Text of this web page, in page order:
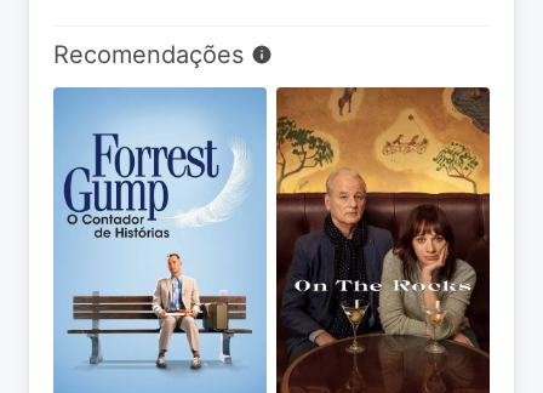
Recomendações